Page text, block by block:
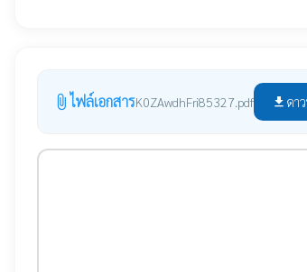
attach_file ไฟล์เอกสารK0ZAwdhFri85327.pdf file_download ดา